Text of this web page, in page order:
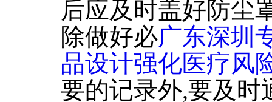
后应及时盖好防尘
除做好必广东深圳
品设计强化医疗风
要的记录外,要及时